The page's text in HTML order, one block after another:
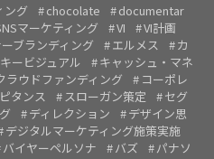
ング chocolate
documentar
マーケティング VI
VI計画
ブランディング エルメス
カ
キービジュアル
キャッシュ・マネ
ラウドファンディング
コーポレ
タンス スローガン策定
セグ
ディレクション
デザイン思
デジタルマーケティング施策実施
バイヤーペルソナ バズ
パナソ